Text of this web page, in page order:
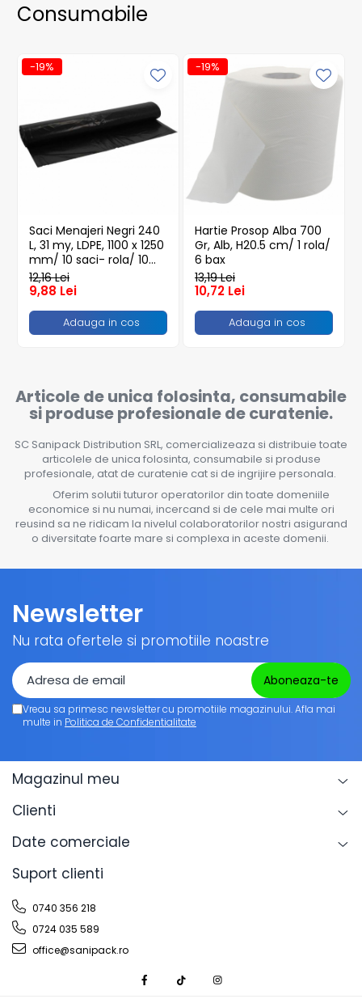
Consumabile
-19%
Saci Menajeri Negri 240
L, 31 my, LDPE, 1100 x 1250
mm/ 10 saci- rola/ 10
bax
12,16 Lei
9,88 Lei
Adauga in cos
-19%
Hartie Prosop Alba 700
Gr, Alb, H20.5 cm/ 1 rola/
6 bax
13,19 Lei
10,72 Lei
Adauga in cos
Articole de unica folosinta, consumabile
si produse profesionale de curatenie.
SC Sanipack Distribution SRL, comercializeaza si distribuie toate
articolele de unica folosinta, consumabile si produse
profesionale, atat de curatenie cat si de ingrijire personala.
Oferim solutii tuturor operatorilor din toate domeniile
economice si nu numai, incercand si de cele mai multe ori
reusind sa ne ridicam la nivelul colaboratorilor nostri asigurand
o diversitate foarte mare si complexa in aceste domenii.
Newsletter
Nu rata ofertele si promotiile noastre
Vreau sa primesc newsletter cu promotiile magazinului. Afla mai
multe in Politica de Confidentialitate
Magazinul meu
Clienti
Date comerciale
Suport clienti
0740 356 218
0724 035 589
office@sanipack.ro